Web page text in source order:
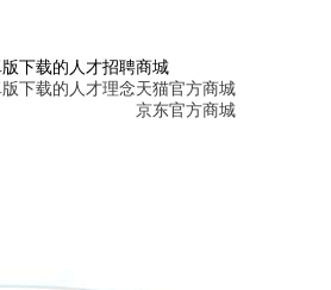
下载的人才招聘
下载的人才理念
商城
天猫官方商城
京东官方商城